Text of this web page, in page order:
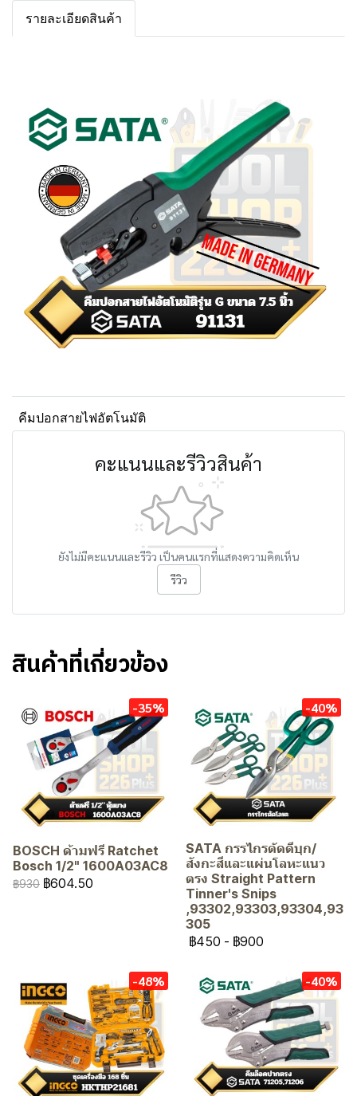
รายละเอียดสินค้า
คีมปอกสายไฟอัตโนมัติ
คะแนนและรีวิวสินค้า
ยังไม่มีคะแนนและรีวิว เป็นคนแรกที่แสดงความคิดเห็น
รีวิว
สินค้าที่เกี่ยวข้อง
-35%
BOSCH ด้ามฟรี Ratchet
Bosch 1/2" 1600A03AC8
฿930 ฿604.50
-40%
SATA กรรไกรตัดดีบุก/
สังกะสีและแผ่นโลหะแนว
ตรง Straight Pattern
Tinner's Snips
,93302,93303,93304,93
305
฿450 - ฿900
-48% -40%